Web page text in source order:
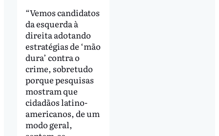
“Vemos candidatos
da esquerda à
direita adotando
estratégias de ‘mão
dura’ contra o
crime, sobretudo
porque pesquisas
mostram que
cidadãos latino-
americanos, de um
modo geral,